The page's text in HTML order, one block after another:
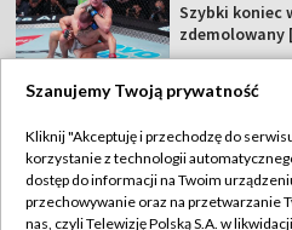
Szybki koniec
zdemolowany
Szanujemy Twoją prywatność
Kliknij "Akceptuję i przechodzę do
korzystanie z technologii
dostęp do informacji na Twoim
przechowywanie oraz na przetwarzanie
nas, czyli Telewizję Polską S.A. w